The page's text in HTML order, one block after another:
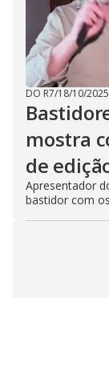
DO R7/18/10/2025
mostra
de
Apresentador
bastidor com